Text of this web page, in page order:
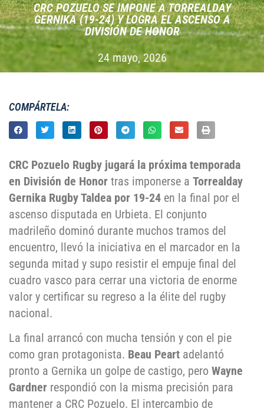
CRC POZUELO SE IMPONE A TORREALDAY
GERNIKA (19-24) Y LOGRA EL ASCENSO A
DIVISIÓN DE HONOR
24 mayo, 2026
COMPÁRTELA:
CRC Pozuelo Rugby jugará la próxima temporada
en División de Honor tras imponerse a Torrealday
Gernika Rugby Taldea por 19-24 en la final por el
ascenso disputada en Urbieta. El conjunto
madrileño dominó durante muchos tramos del
encuentro, llevó la iniciativa en el marcador en la
segunda mitad y supo resistir el empuje final del
cuadro vasco para cerrar una victoria de enorme
valor y certificar su regreso a la élite del rugby
nacional.
La final arrancó con mucha tensión y con el pie
como gran protagonista. Beau Peart adelantó
pronto a Gernika un golpe de castigo, pero Wayne
Gardner respondió con la misma precisión para
mantener a CRC Pozuelo. El intercambio de